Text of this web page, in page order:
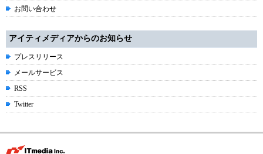
お問い合わせ
アイティメディアからのお知らせ
プレスリリース
メールサービス
RSS
Twitter